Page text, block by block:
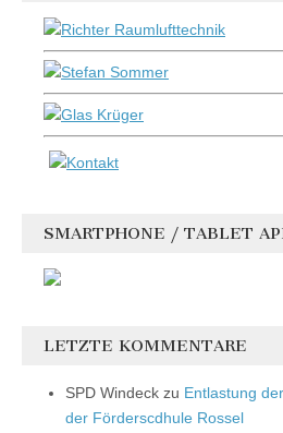
SMARTPHONE / TABLET
LETZTE KOMMENTARE
SPD Windeck zu Entlastung
der Förderscdhule Rossel